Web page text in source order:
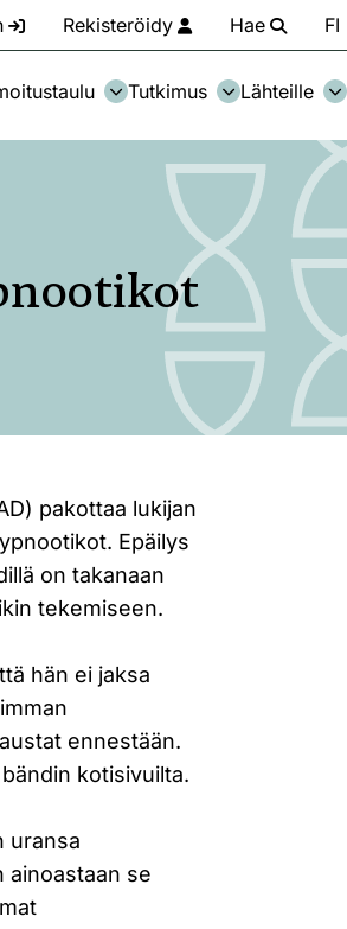
Rekisteröidy Hae FI
Tutkimus Lähteille
pakottaa lukijan
Epäilys
on takanaan
tekemiseen.
hän ei jaksa
ennestään.
kotisivuilta.
uransa
ainoastaan se